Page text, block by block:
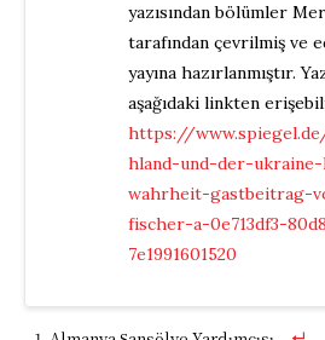
yazısından bölümler
tarafından çevrilmiş ve
yayına hazırlanmıştır.
aşağıdaki linkten
https://
hland-und-der-
wahrheit-gastbeitrag-
fischer-a-0e713df3-
7e1991601520